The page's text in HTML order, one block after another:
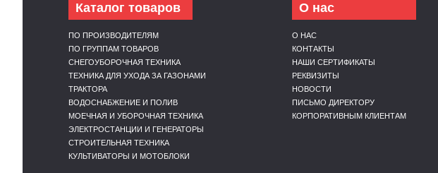
Каталог товаров
ПО ПРОИЗВОДИТЕЛЯМ
ПО ГРУППАМ ТОВАРОВ
СНЕГОУБОРОЧНАЯ ТЕХНИКА
ТЕХНИКА ДЛЯ УХОДА ЗА ГАЗОНАМИ
ТРАКТОРА
ВОДОСНАБЖЕНИЕ И ПОЛИВ
МОЕЧНАЯ И УБОРОЧНАЯ ТЕХНИКА
ЭЛЕКТРОСТАНЦИИ И ГЕНЕРАТОРЫ
СТРОИТЕЛЬНАЯ ТЕХНИКА
КУЛЬТИВАТОРЫ И МОТОБЛОКИ
О нас
О НАС
КОНТАКТЫ
НАШИ СЕРТИФИКАТЫ
РЕКВИЗИТЫ
НОВОСТИ
ПИСЬМО ДИРЕКТОРУ
КОРПОРАТИВНЫМ КЛИЕНТАМ